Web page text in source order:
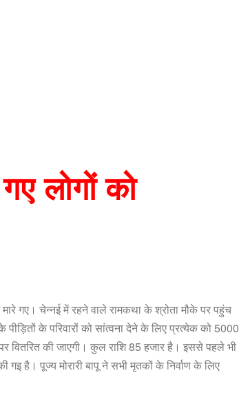
लोगों को
गए। चेन्नई में रहने वाले रामकथा के श्रोता मौके पर पहुंच
के परिवारों को सांत्वना देने के लिए प्रत्येक को 5000
वितरित की जाएगी। कुल राशि 85 हजार है। इससे पहले भी
गइ है। पूज्य मोरारी बापू ने सभी मृतकों के निर्वाण के लिए